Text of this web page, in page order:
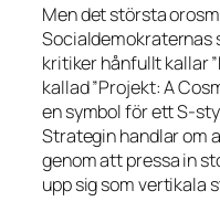
Men det största
Socialdemokraternas
kritiker hånfullt kallar
kallad ”Projekt: A
en symbol för ett S-
Strategin handlar om
genom att pressa in
upp sig som vertikala